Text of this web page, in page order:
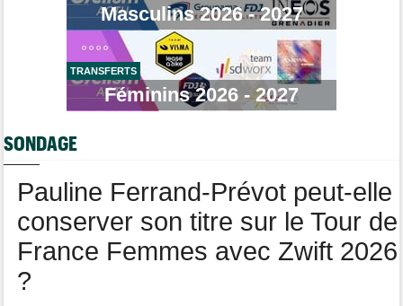
Jan Christen : "J'aurais aussi pu gagner au sprint..."
Transfert
Lotto-Intermarché va faire passer pro trois jeunes de sa
formation
Tour de France Femmes
Demi Vollering : "J'aurais dû essayer plus tôt..."
Route
Masculins 2026 - 2027
TRANSFERTS
Féminins 2026 - 2027
SONDAGE
Pauline Ferrand-Prévot peut-elle
conserver son titre sur le Tour de
France Femmes avec Zwift 2026
?